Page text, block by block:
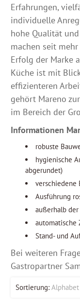
Erfahrungen,
individuelle
hohe Qualität
machen seit
Erfolg der Marke
Küche ist mit
effizienteren
gehört Mareno
im Bereich der
Informationen
robuste
hygienische
abgerundet)
verschiedene
Ausführung
außerhalb
automatische
Stand- und
Bei weiteren
Gastropartner
Sortierung: Alphabet